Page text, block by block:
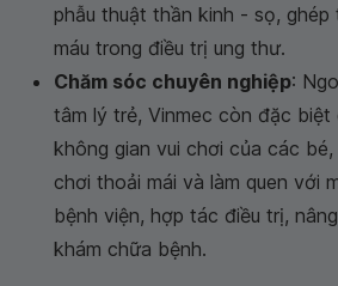
phẫu thuật thần kinh - sọ,
máu trong điều trị ung thư.
Chăm sóc chuyên nghiệp:
tâm lý trẻ, Vinmec còn đặc biệt
không gian vui chơi của các
chơi thoải mái và làm quen với
bệnh viện, hợp tác điều trị,
khám chữa bệnh.